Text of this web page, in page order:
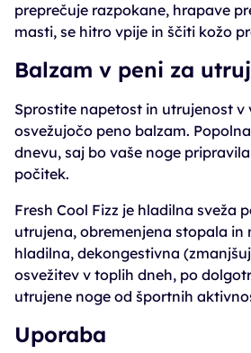
preprečuje razpokane, hrapave
masti, se hitro vpije in ščiti kožo
Balzam v peni za
Sprostite napetost in utrujenost v
osvežujočo peno balzam.
dnevu, saj bo vaše noge
počitek.
Fresh Cool Fizz je hladilna sveža
utrujena, obremenjena stopala in
hladilna, dekongestivna
osvežitev v toplih dneh, po
utrujene noge od športnih
Uporaba